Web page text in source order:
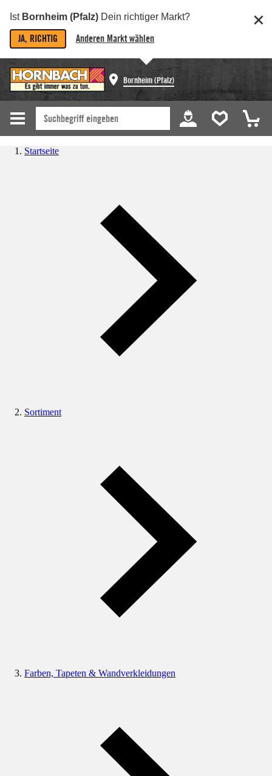
Ist Bornheim (Pfalz) Dein richtiger Markt?
JA, RICHTIG Anderen Markt wählen
Bornheim (Pfalz)
Startseite
Sortiment
Farben, Tapeten & Wandverkleidungen